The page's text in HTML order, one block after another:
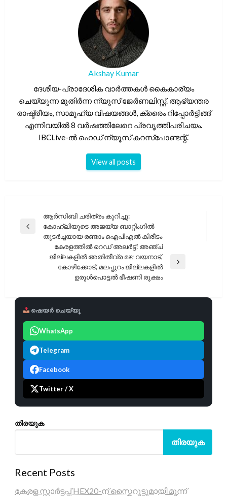
Akshay Kumar
ദേശീയ-പ്രാദേശിക വാർത്തകൾ കൈകാര്യം
ചെയ്യുന്ന മുതിർന്ന ന്യൂസ് ജേർണലിസ്റ്റ്. ആഭ്യന്തര
രാഷ്ട്രീയം, സാമൂഹ്യ വിഷയങ്ങൾ, ക്രൈം റിപ്പോർട്ടിങ്ങ്
എന്നിവയിൽ 8 വർഷത്തിലേറെ പ്രവൃത്തിപരിചയം.
IBCLive-ൽ ഹെഡ് ന്യൂസ് കറസ്പോണ്ടന്റ്.
View all posts
പോസ്റ്റുകളിലൂടെ
Previous
ആർ‌സി‌ബി ചരിത്രം കുറിച്ചു:
കോഹ്‌ലിയുടെ അജയ്യ ബാറ്റിംഗിൽ
തുടർച്ചയായ രണ്ടാം ഐ‌പി‌എൽ കിരീടം
കേരളത്തിൽ റെഡ് അലർട്ട്: അഞ്ച്
ജില്ലകളിൽ അതിതീവ്ര മഴ; വയനാട്,
കോഴിക്കോട്, മലപ്പുറം ജില്ലകളിൽ
ഉരുൾപൊട്ടൽ ഭീഷണി രൂക്ഷം
ഷെയർ ചെയ്യൂ
WhatsApp
Telegram
Facebook
Twitter / X
തിരയുക
തിരയുക
Recent Posts
കേരള സ്റ്റാർട്ടപ്പ് HEX20-ന് സ്കൈറൂട്ടുമായി മൂന്ന്